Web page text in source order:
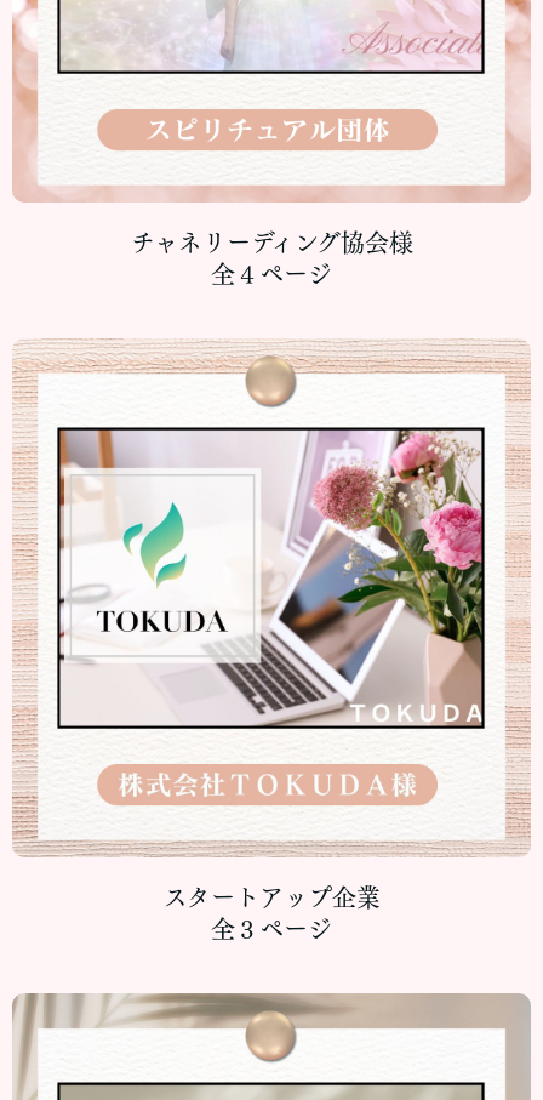
チャネリーディング協会様
全４ページ
スタートアップ企業
全３ページ